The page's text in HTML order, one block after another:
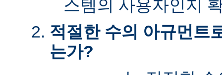
스템의 사용자인지
적절한 수의 아규먼트
는가?